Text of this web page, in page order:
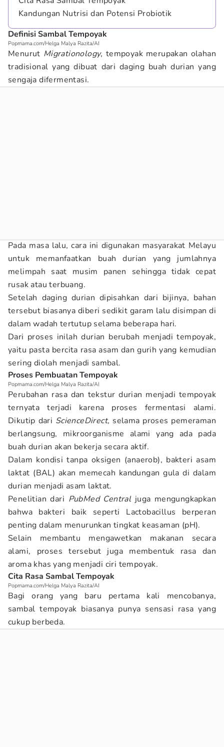
Kandungan Nutrisi dan Potensi Probiotik
Definisi Sambal Tempoyak
Popmama.com/Helga Malya Razita/AI
Menurut Migrationology, tempoyak merupakan olahan
tradisional yang dibuat dari daging buah durian yang
sengaja difermentasi.
Pada masa lalu, cara ini digunakan masyarakat Melayu
untuk memanfaatkan buah durian yang jumlahnya
melimpah saat musim panen sehingga tidak cepat
rusak atau terbuang.
Setelah daging durian dipisahkan dari bijinya, bahan
tersebut biasanya diberi sedikit garam lalu disimpan di
dalam wadah tertutup selama beberapa hari.
Dari proses inilah durian berubah menjadi tempoyak,
yaitu pasta bercita rasa asam dan gurih yang kemudian
sering diolah menjadi sambal.
Proses Pembuatan Tempoyak
Popmama.com/Helga Malya Razita/AI
Perubahan rasa dan tekstur durian menjadi tempoyak
ternyata terjadi karena proses fermentasi alami.
Dikutip dari ScienceDirect, selama proses pemeraman
berlangsung, mikroorganisme alami yang ada pada
buah durian akan bekerja secara aktif.
Dalam kondisi tanpa oksigen (anaerob), bakteri asam
laktat (BAL) akan memecah kandungan gula di dalam
durian menjadi asam laktat.
Penelitian dari PubMed Centraljuga mengungkapkan
bahwa bakteri baik seperti Lactobacillus berperan
penting dalam menurunkan tingkat keasaman (pH).
Selain membantu mengawetkan makanan secara
alami, proses tersebut juga membentuk rasa dan
aroma khas yang menjadi ciri tempoyak.
Cita Rasa Sambal Tempoyak
Popmama.com/Helga Malya Razita/AI
Bagi orang yang baru pertama kali mencobanya,
sambal tempoyak biasanya punya sensasi rasa yang
cukup berbeda.